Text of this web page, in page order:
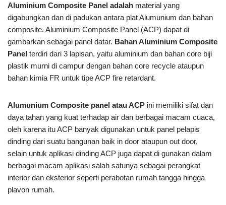
Aluminium Composite Panel adalah material yang
digabungkan dan di padukan antara plat Alumunium dan bahan
composite. Aluminium Composite Panel (ACP) dapat di
gambarkan sebagai panel datar. Bahan Aluminium Composite
Panel terdiri dari 3 lapisan, yaitu aluminium dan bahan core biji
plastik murni di campur dengan bahan core recycle ataupun
bahan kimia FR untuk tipe ACP fire retardant.
Alumunium Composite panel atau ACP ini memiliki sifat dan
daya tahan yang kuat terhadap air dan berbagai macam cuaca,
oleh karena itu ACP banyak digunakan untuk panel pelapis
dinding dari suatu bangunan baik in door ataupun out door,
selain untuk aplikasi dinding ACP juga dapat di gunakan dalam
berbagai macam aplikasi salah satunya sebagai perangkat
interior dan eksterior seperti perabotan rumah tangga hingga
plavon rumah.